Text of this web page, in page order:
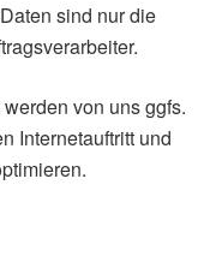
sind nur die
von uns ggfs.
Internetauftritt und